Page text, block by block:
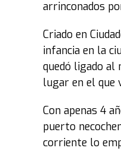
arrinconados
Criado en
infancia en la
quedó ligado al
lugar en el que
Con apenas 4
puerto
corriente lo